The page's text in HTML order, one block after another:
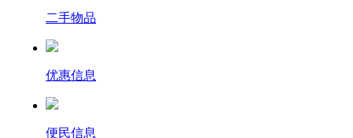
二手物品
优惠信息
便民信息